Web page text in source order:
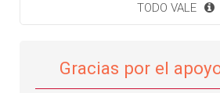
TODO VALE
Gracias por el